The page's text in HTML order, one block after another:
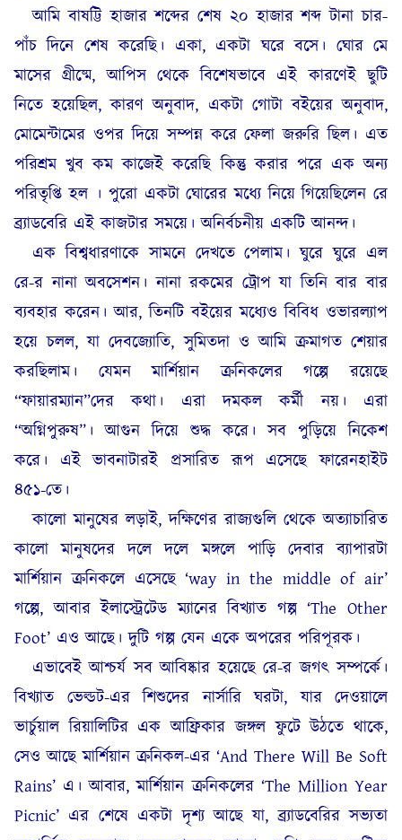
আমি বাষট্টি হাজার শব্দের শেষ ২০ হাজার শব্দ টানা চার-
পাঁচ দিনে শেষ করেছি। একা, একটা ঘরে বসে। ঘোর মে
মাসের গ্রীষ্মে, আপিস থেকে বিশেষভাবে এই কারণেই ছুটি
নিতে হয়েছিল, কারণ অনুবাদ, একটা গোটা বইয়ের অনুবাদ,
মোমেন্টামের ওপর দিয়ে সম্পন্ন করে ফেলা জরুরি ছিল। এত
পরিশ্রম খুব কম কাজেই করেছি কিন্তু করার পরে এক অন্য
পরিতৃপ্তি হল । পুরো একটা ঘোরের মধ্যে নিয়ে গিয়েছিলেন রে
ব্র্যাডবেরি এই কাজটার সময়ে। অনির্বচনীয় একটি আনন্দ।
এক বিশ্বধারণাকে সামনে দেখতে পেলাম। ঘুরে ঘুরে এল
রে-র নানা অবসেশন। নানা রকমের ট্রোপ যা তিনি বার বার
ব্যবহার করেন। আর, তিনটি বইয়ের মধ্যেও বিবিধ ওভারল্যাপ
হয়ে চলল, যা দেবজ্যোতি, সুমিতদা ও আমি ক্রমাগত শেয়ার
করছিলাম। যেমন মার্শিয়ান ক্রনিকলের গল্পে রয়েছে
“ফায়ারম্যান”দের কথা। এরা দমকল কর্মী নয়। এরা
“অগ্নিপুরুষ”। আগুন দিয়ে শুদ্ধ করে। সব পুড়িয়ে নিকেশ
করে। এই ভাবনাটারই প্রসারিত রূপ এসেছে ফারেনহাইট
৪৫১-তে।
কালো মানুষের লড়াই, দক্ষিণের রাজ্যগুলি থেকে অত্যাচারিত
কালো মানুষদের দলে দলে মঙ্গলে পাড়ি দেবার ব্যাপারটা
মার্শিয়ান ক্রনিকলে এসেছে ‘way in the middle of air’
গল্পে, আবার ইলাস্ট্রেটেড ম্যানের বিখ্যাত গল্প ‘The Other
Foot’ এও আছে। দুটি গল্প যেন একে অপরের পরিপূরক।
এভাবেই আশ্চর্য সব আবিষ্কার হয়েছে রে-র জগৎ সম্পর্কে।
বিখ্যাত ভেল্ডট-এর শিশুদের নার্সারি ঘরটা, যার দেওয়ালে
ভার্চুয়াল রিয়ালিটির এক আফ্রিকার জঙ্গল ফুটে উঠতে থাকে,
সেও আছে মার্শিয়ান ক্রনিকল-এর ‘And There Will Be Soft
Rains’ এ। আবার, মার্শিয়ান ক্রনিকলের ‘The Million Year
Picnic’ এর শেষে একটা দৃশ্য আছে যা, ব্র্যাডবেরির সভ্যতা